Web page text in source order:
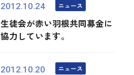
2012.10.24 ニュース
生徒会が赤い羽根共同募金に
協力しています。
2012.10.20 ニュース